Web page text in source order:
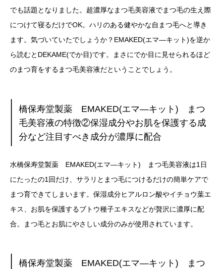
でも話題となりました。超濃厚なまつ毛美容液でまつ毛の生え際
につけて寝るだけでOK。ハリのある健やかな自まつ毛へと導き
ます。気づいていたでしょうか？EMAKED(エマ―キット)を逆か
ら読むとDEKAME(でか目)です。まさにでか目に見せられるほど
のまつ育をするまつ毛美容液だということでしょう。
橋保寿堂製薬 EMAKED(エマ―キット) まつ
毛美容液の特徴②保湿成分やお肌を保護する成
分など注目すべき成分が濃厚に配合
水橋保寿堂製薬 EMAKED(エマ―キット) まつ毛美容液は1日
にたったの1回だけ、サラリとまつ毛につけるだけの簡単ケアで
まつ育できてしまいます。保湿成分ヒアルロン酸やイチョウ葉エ
キス、お肌を保護するブトウ種子エキスなどが贅沢に濃厚に配
合。まつ毛とお肌にやさしい成分のみが使用されています。
橋保寿堂製薬 EMAKED(エマ―キット) まつ